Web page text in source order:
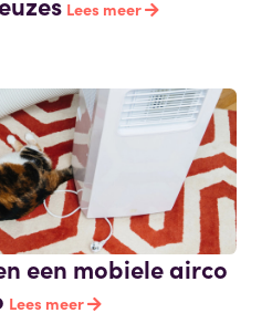
Lees meer
een mobiele airco
Lees meer